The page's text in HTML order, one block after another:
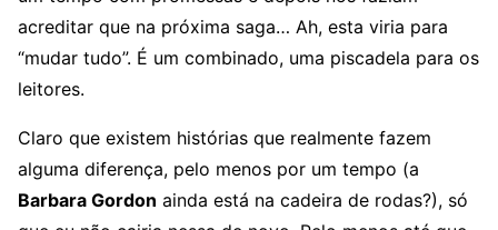
acreditar que na próxima saga… Ah, esta viria para
“mudar tudo”. É um combinado, uma piscadela para os
leitores.
Claro que existem histórias que realmente fazem
alguma diferença, pelo menos por um tempo (a
Barbara Gordon ainda está na cadeira de rodas?), só